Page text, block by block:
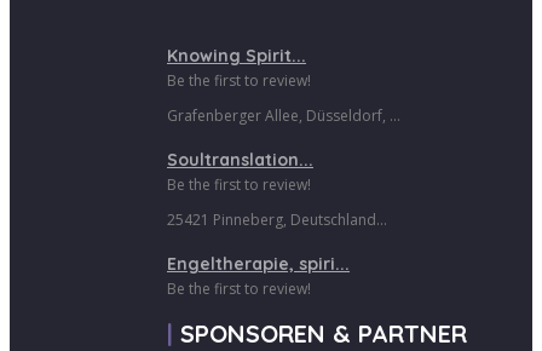
Knowing Spirit...
Be the first to review!
Grafenberger Allee, Düsseldorf, ...
Soultranslation...
Be the first to review!
25421 Pinneberg, Deutschland...
Engeltherapie, spiri...
Be the first to review!
SPONSOREN & PARTNER